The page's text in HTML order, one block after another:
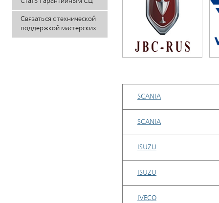
Связаться с технической
поддержкой мастерских
SCANIA
SCANIA
ISUZU
ISUZU
IVECO